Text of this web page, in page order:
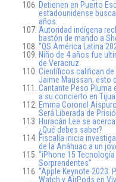
Detienen en Puerto
estadounidense
años.
Autoridad indígena
bastón de mando a
“QS América Latina
Niño de 4 años fue
de Veracruz
Científicos califican
Jaime Maussan; esto
Cantante Peso Pluma
a su concierto en
Emma Coronel
Será Liberada de
Huracán Lee se
¿Qué debes saber?
Fiscalía inicia
de la Anáhuac a un
“iPhone 15
Sorprendentes”
“Apple Keynote 2023:
Watch y AirPods en